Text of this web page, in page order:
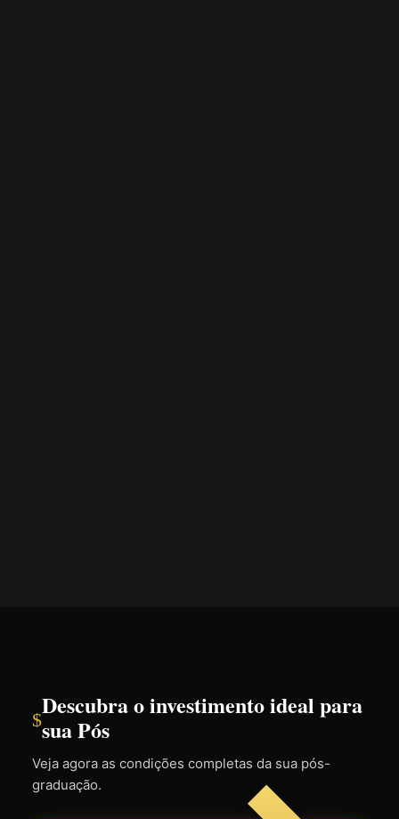
$Descubra o investimento ideal para
sua Pós
Veja agora as condições completas da sua pós-
graduação.